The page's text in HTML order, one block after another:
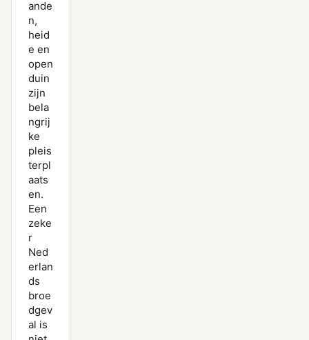
ande
n,
heid
e en
open
duin
zijn
bela
ngrij
ke
pleis
terpl
aats
en.
Een
zeke
r
Ned
erlan
ds
broe
dgev
al is